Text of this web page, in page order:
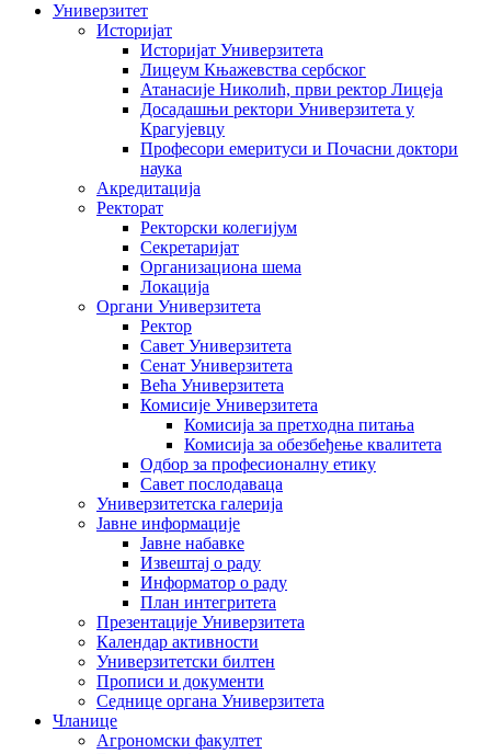
Универзитет
Историјат
Историјат Универзитета
Лицеум Књажевства сербског
Атанасије Николић, први ректор Лицеја
Досадашњи ректори Универзитета у
Крагујевцу
Професори емеритуси и Почасни доктори
наука
Акредитација
Ректорат
Ректорски колегијум
Секретаријат
Организациона шема
Локација
Органи Универзитета
Ректор
Савет Универзитета
Сенат Универзитета
Већа Универзитета
Комисије Универзитета
Комисија за претходна питања
Комисија за обезбеђење квалитета
Одбор за професионалну етику
Савет послодаваца
Универзитетска галерија
Јавне информације
Јавне набавке
Извештај о раду
Информатор о раду
План интегритета
Презентације Универзитета
Календар активности
Универзитетски билтен
Прописи и документи
Седнице органа Универзитета
Чланице
Агрономски факултет